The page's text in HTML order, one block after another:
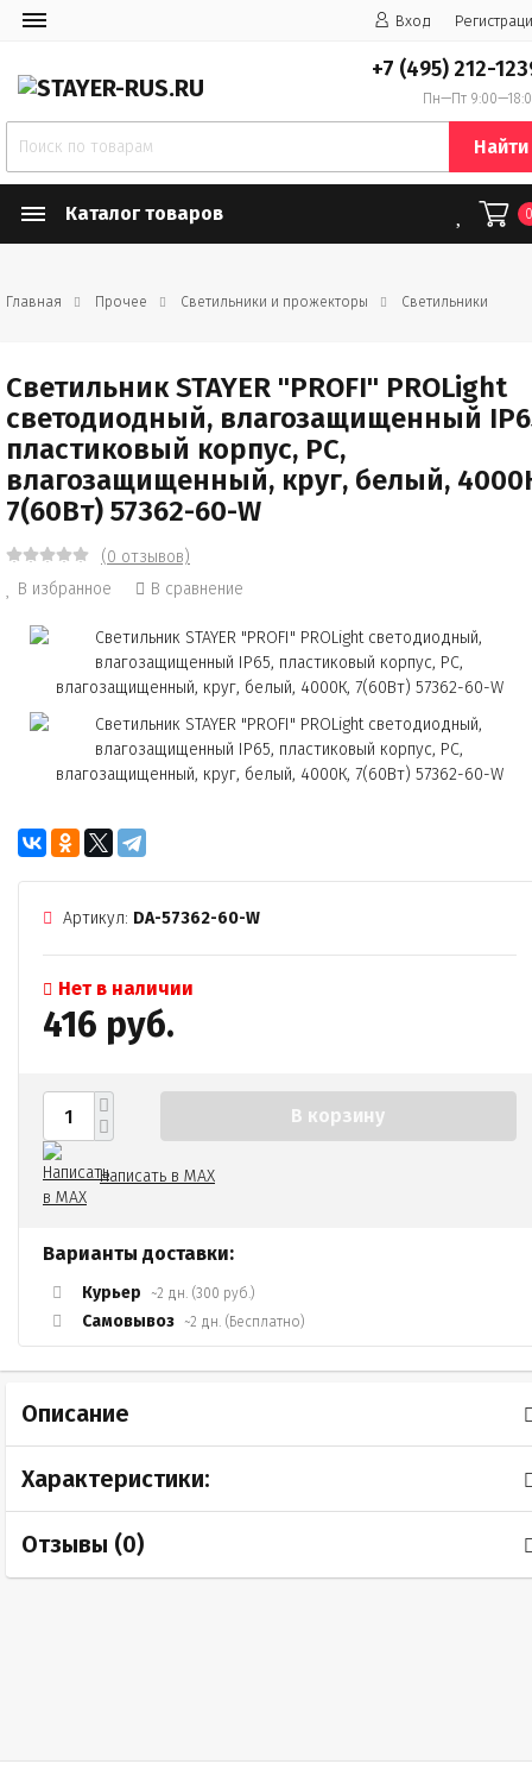
Вход
+7 (495) 212-
Пн—Пт
Найти
Каталог товаров
Главная Прочее Светильники и прожекторы Светильники
Светильник STAYER "PROFI" PROLight
светодиодный, влагозащищенный
пластиковый корпус, PC,
влагозащищенный, круг, белый,
7(60Вт) 57362-60-W
(0 отзывов)
В избранное
В сравнение
Артикул: DA-57362-60-W
Нет в наличии
416 руб.
В корзину
Написать в MAX
Варианты доставки:
Курьер ~2 дн. (300 руб.)
Самовывоз ~2 дн. (Бесплатно)
Описание
Характеристики:
Отзывы (0)